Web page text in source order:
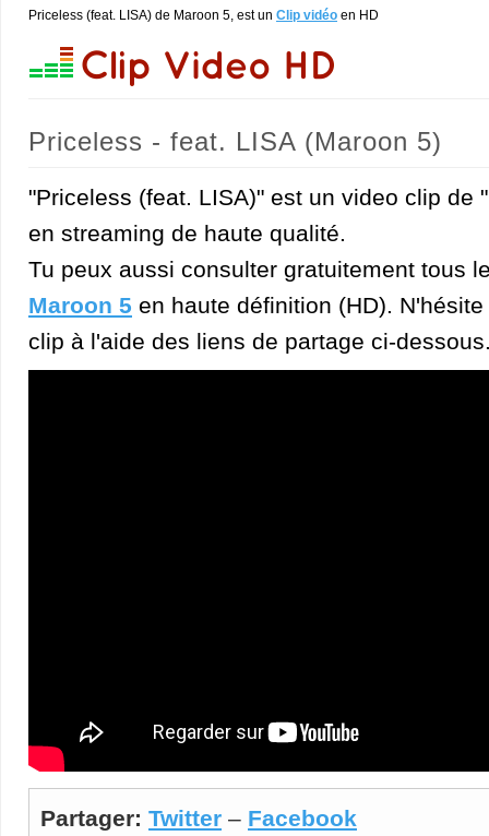
Priceless (feat. LISA) de Maroon 5, est un Clip vidéo en HD
Priceless - feat. LISA (Maroon 5)
"Priceless (feat. LISA)" est un video clip de
en streaming de haute qualité.
Tu peux aussi consulter gratuitement tous
Maroon 5 en haute définition (HD).
clip à l'aide des liens de partage ci-
Partager: Twitter – Facebook